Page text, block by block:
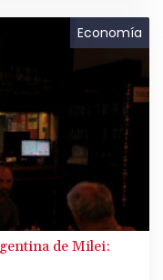
Humanos de
Economía
de Milei: